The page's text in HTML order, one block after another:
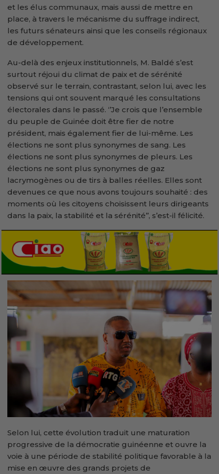
et les élus communaux, mais aussi de mettre en
place, à travers le mécanisme du suffrage indirect,
les futurs sénateurs ainsi que les conseils régionaux
de développement.
Au-delà des enjeux institutionnels, M. Baldé s’est
surtout réjoui du climat de paix et de sérénité
observé sur le terrain, contrastant, selon lui, avec les
tensions qui ont souvent marqué les consultations
électorales dans le passé. ‘’Je crois que l’ensemble
du peuple de Guinée doit être fier de notre
président, mais également fier de lui-même. Les
élections ne sont plus synonymes de sang. Les
élections ne sont plus synonymes de pleurs. Les
élections ne sont plus synonymes de gaz
lacrymogènes ou de tirs à balles réelles. Elles sont
devenues ce que nous avons toujours souhaité : des
moments où les citoyens choisissent leurs dirigeants
dans la paix, la stabilité et la sérénité’’, s’est-il félicité.
Selon lui, cette évolution traduit une maturation
progressive de la démocratie guinéenne et ouvre la
voie à une période de stabilité politique favorable à la
mise en œuvre des grands projets de